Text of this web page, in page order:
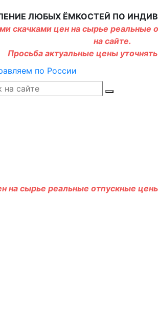
ЛЮБЫХ ЁМКОСТЕЙ ПО
скачками цен на сырье реальные
на сайте.
Просьба актуальные цены
сырье реальные отпускные